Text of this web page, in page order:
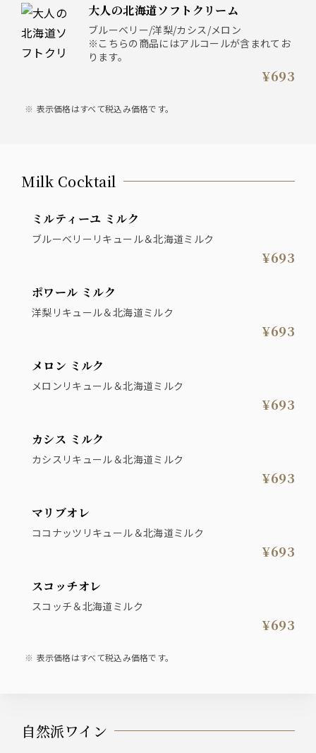
大人の北海道ソフトクリーム
ブルーベリー/洋梨/カシス/メロン
※こちらの商品にはアルコールが含まれてお
ります。
¥693
表示価格はすべて税込み価格です。
Milk Cocktail
ミルティーユ ミルク
ブルーベリーリキュール＆北海道ミルク
¥693
ポワール ミルク
洋梨リキュール＆北海道ミルク
¥693
メロン ミルク
メロンリキュール＆北海道ミルク
¥693
カシス ミルク
カシスリキュール＆北海道ミルク
¥693
マリブオレ
ココナッツリキュール＆北海道ミルク
¥693
スコッチオレ
スコッチ＆北海道ミルク
¥693
表示価格はすべて税込み価格です。
自然派ワイン